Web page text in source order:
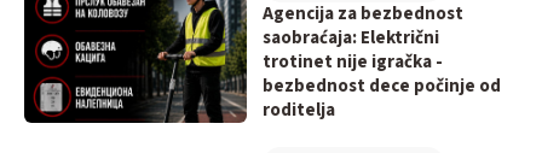
Agencija za bezbednost
saobraćaja: Električni
trotinet nije igračka -
bezbednost dece počinje od
roditelja